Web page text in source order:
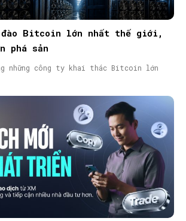
Bitcoin lớn nhất thế giới,
phá sản
những công ty khai thác Bitcoin lớn